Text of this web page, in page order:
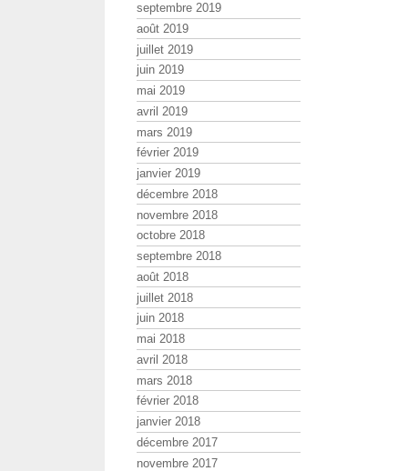
septembre 2019
août 2019
juillet 2019
juin 2019
mai 2019
avril 2019
mars 2019
février 2019
janvier 2019
décembre 2018
novembre 2018
octobre 2018
septembre 2018
août 2018
juillet 2018
juin 2018
mai 2018
avril 2018
mars 2018
février 2018
janvier 2018
décembre 2017
novembre 2017